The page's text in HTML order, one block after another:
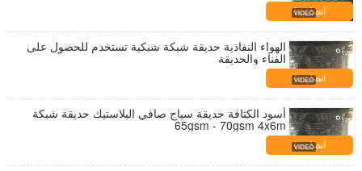
اتصل بنا
الهواء النفاذية حديقة شبكة شبكية تستخدم للحصول على
الفناء والحديقة
اتصل بنا
أسود الكثافة حديقة سياج صافي البلاستيك حديقة شبكة
65gsm - 70gsm 4x6m
اتصل بنا